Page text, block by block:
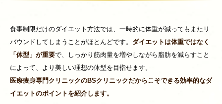
食事制限だけのダイエット方法では、一時的に体重が減ってもまたリ
バウンドしてしまうことがほとんどです。 ダイエットは体重ではなく
「体型」が重要で、しっかり筋肉量を増やしながら脂肪を減らすこと
によって、より美しい理想の体型を目指せます。
医療痩身専門クリニックのBSクリニックだからこそできる効率的なダ
イエットのポイントを紹介します。